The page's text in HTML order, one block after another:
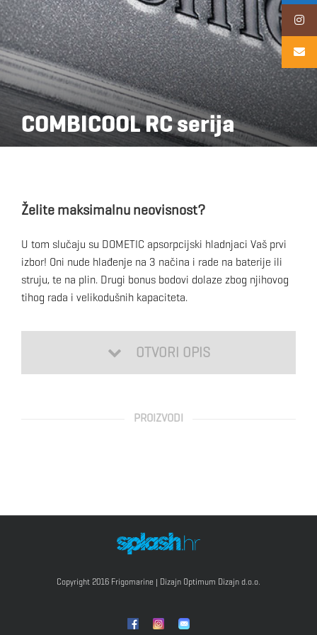
COMBICOOL RC serija
Želite maksimalnu neovisnost?
U tom slučaju su DOMETIC apsorpcijski hladnjaci Vaš prvi
izbor! Oni nude hlađenje na 3 načina i rade na baterije ili
struju, te na plin. Drugi bonus bodovi dolaze zbog njihovog
tihog rada i velikodušnih kapaciteta.
OTVORI OPIS
PROIZVODI
Copyright 2016 Frigomarine | Dizajn Optimum Dizajn d.o.o.